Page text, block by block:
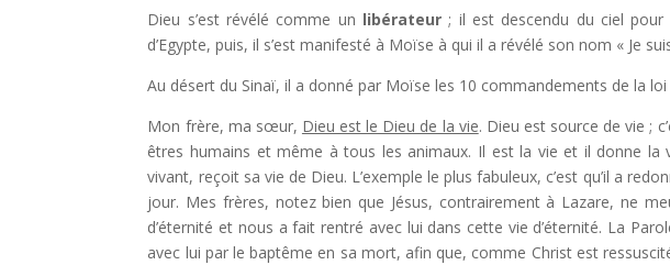
Dieu s’est révélé comme un libérateur; il est descendu du ciel pour
d’Egypte, puis, il s’est manifesté à Moïse à qui il a révélé son nom « Je
Au désert du Sinaï, il a donné par Moïse les 10 commandements de la
Mon frère, ma sœur, Dieu est le Dieu de la vie. Dieu est source de vie ;
êtres humains et même à tous les animaux. Il est la vie et il donne la
vivant, reçoit sa vie de Dieu. L’exemple le plus fabuleux, c’est qu’il a
jour. Mes frères, notez bien que Jésus, contrairement à Lazare, ne
d’éternité et nous a fait rentré avec lui dans cette vie d’éternité. La
avec lui par le baptême en sa mort, afin que, comme Christ est